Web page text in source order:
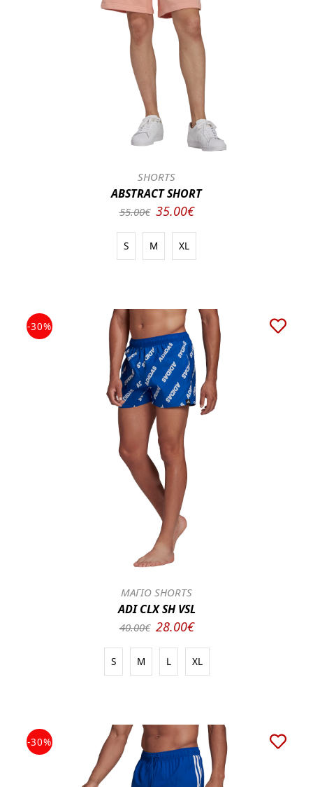
SHORTS
ABSTRACT SHORT
55.00€ 35.00€
S M XL
-30%
ΜΑΓΙΟ SHORTS
ADI CLX SH VSL
40.00€ 28.00€
S M L XL
-30%